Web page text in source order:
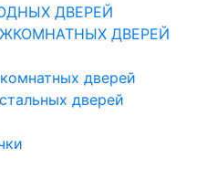
ДВЕРЕЙ
ДВЕРЕЙ
дверей
дверей